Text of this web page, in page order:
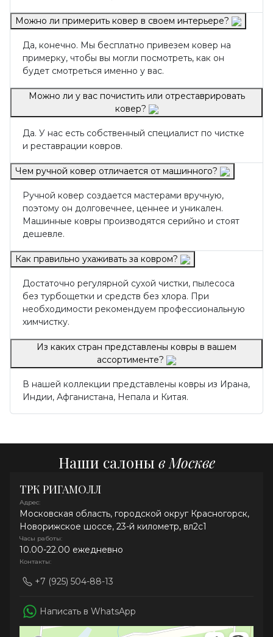
Можно ли примерить ковер в своем интерьере?
Да, конечно. Мы бесплатно привезем ковер на
примерку, чтобы вы могли посмотреть, как он
будет смотреться именно у вас.
Можно ли у вас почистить или отреставрировать
ковер?
Да. У нас есть собственный специалист по чистке
и реставрации ковров.
Чем ручной ковер отличается от машинного?
Ручной ковер создается мастерами вручную,
поэтому он долговечнее, ценнее и уникален.
Машинные ковры производятся серийно и стоят
дешевле.
Как правильно ухаживать за ковром?
Достаточно регулярной сухой чистки, пылесоса
без турбощетки и средств без хлора. При
необходимости рекомендуем профессиональную
химчистку.
Из каких стран представлены ковры в вашем
ассортименте?
В нашей коллекции представлены ковры из Ирана,
Индии, Афганистана, Непала и Китая.
Наши салоны в Москве
ТРК РИГАМОЛЛ
Адрес:
Московская область, городской округ Красногорск,
Новорижское шоссе, 23-й километр, вл2с1
Часы работы:
10.00-22.00 ежедневно
Контакты:
+7 (925) 504-88-13
Написать в WhatsApp